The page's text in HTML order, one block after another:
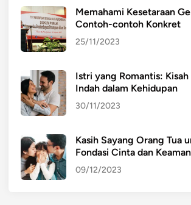
h
G
H
A
A
:
M
n
u
j
u
Memahami Kesetaraan
Contoh-contoh Konkret
25/11/2023
Istri yang Romantis:
Indah dalam Kehidupan
30/11/2023
Kasih Sayang Orang Tua
Fondasi Cinta dan
09/12/2023